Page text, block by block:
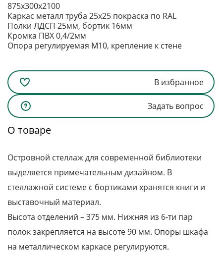
Каркас металл труба 25х25 покраска по RAL
Полки ЛДСП 25мм, бортик 16мм
Кромка ПВХ 0,4/2мм
Опора регулируемая М10, крепление к стене
875х300х2100
В избранное
Задать вопрос
О товаре
Островной стеллаж для современной библиотеки
выделяется примечательным дизайном. В
стеллажной системе с бортиками хранятся книги и
выставочный материал.
Высота отделений – 375 мм. Нижняя из 6-ти пар
полок закрепляется на высоте 90 мм. Опоры шкафа
на металлическом каркасе регулируются.